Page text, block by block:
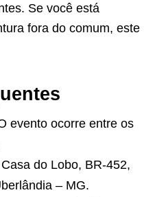
Se você está
fora do comum, este
evento ocorre entre os
do Lobo, BR-452,
– MG.